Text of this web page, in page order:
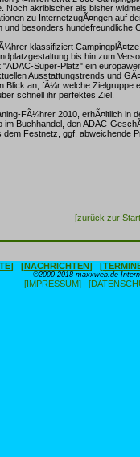
Noch akribischer als bisher
zu InternetzugÃ¤ngen auf
besonders hundefreundliche
klassifiziert
bis hin zum
"ADAC-Super-Platz" ein
Ausstattungstrends und
an, fÃ¼r welche Zielgruppe
schnell ihr perfektes Ziel.
FÃ¼hrer 2010, erhÃ¤ltlich in
Buchhandel, den ADAC-
Festnetz, ggf. abweichende
[zurück zur
[NACHRICHTEN]
©2000-2018 maxxweb.de
[IMPRESSUM]